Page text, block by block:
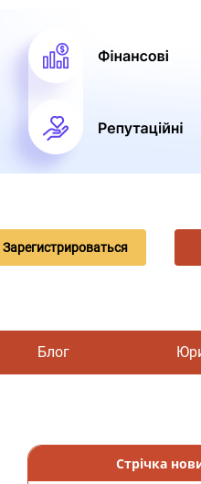
Зарегистрироваться
Блог
Стрічка